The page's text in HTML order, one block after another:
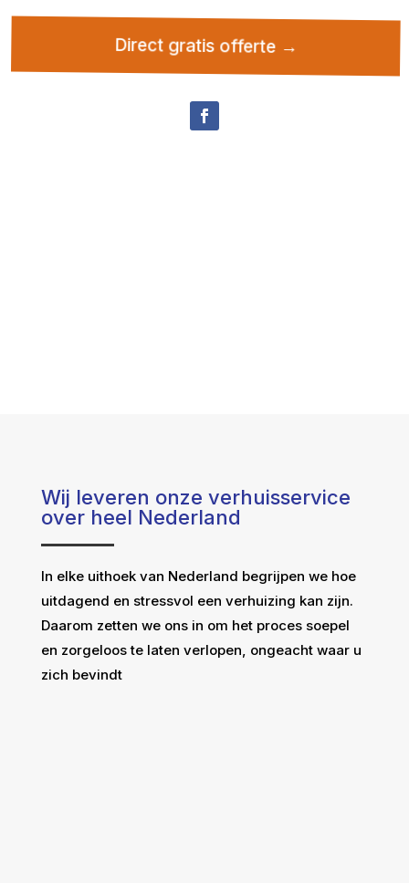
Direct gratis offerte →
Wij leveren onze verhuisservice
over heel Nederland
In elke uithoek van Nederland begrijpen we hoe
uitdagend en stressvol een verhuizing kan zijn.
Daarom zetten we ons in om het proces soepel
en zorgeloos te laten verlopen, ongeacht waar u
zich bevindt